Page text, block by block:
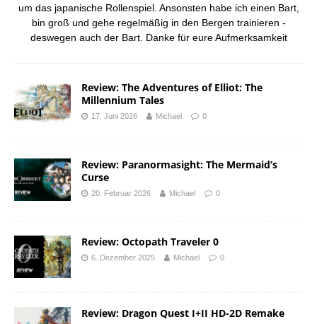
um das japanische Rollenspiel. Ansonsten habe ich einen Bart,
bin groß und gehe regelmäßig in den Bergen trainieren -
deswegen auch der Bart. Danke für eure Aufmerksamkeit
Review: The Adventures of Elliot: The
Millennium Tales
17. Juni 2026 Michael 0
Review: Paranormasight: The Mermaid’s
Curse
20. Februar 2026 Michael 0
Review: Octopath Traveler 0
6. Dezember 2025 Michael 0
Review: Dragon Quest I+II HD-2D Remake